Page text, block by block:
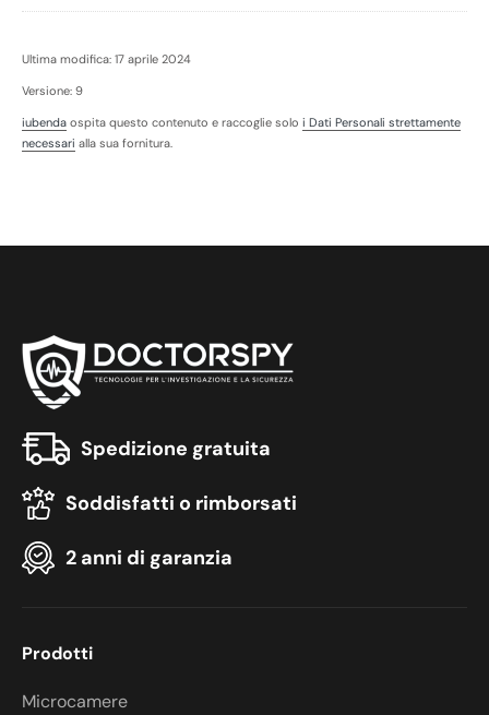
Ultima modifica: 17 aprile 2024
Versione: 9
iubenda ospita questo contenuto e raccoglie solo i Dati Personali strettamente
necessari alla sua fornitura.
Spedizione gratuita
Soddisfatti o rimborsati
2 anni di garanzia
Prodotti
Microcamere